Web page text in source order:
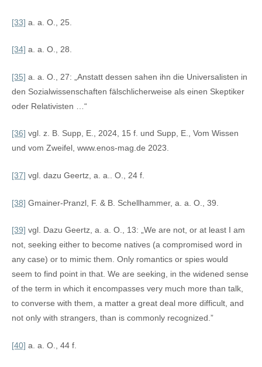
[33] a. a. O., 25.
[34] a. a. O., 28.
[35] a. a. O., 27: „Anstatt dessen sahen ihn die Universalisten in
den Sozialwissenschaften fälschlicherweise als einen Skeptiker
oder Relativisten …“
[36] vgl. z. B. Supp, E., 2024, 15 f. und Supp, E., Vom Wissen
und vom Zweifel, www.enos-mag.de 2023.
[37] vgl. dazu Geertz, a. a.. O., 24 f.
[38] Gmainer-Pranzl, F. & B. Schellhammer, a. a. O., 39.
[39] vgl. Dazu Geertz, a. a. O., 13: „We are not, or at least I am
not, seeking either to become natives (a compromised word in
any case) or to mimic them. Only romantics or spies would
seem to find point in that. We are seeking, in the widened sense
of the term in which it encompasses very much more than talk,
to converse with them, a matter a great deal more difficult, and
not only with strangers, than is commonly recognized.”
[40] a. a. O., 44 f.